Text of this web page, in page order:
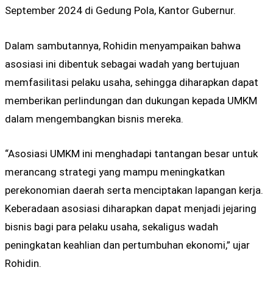
September 2024 di Gedung Pola, Kantor Gubernur.
Dalam sambutannya, Rohidin menyampaikan bahwa
asosiasi ini dibentuk sebagai wadah yang bertujuan
memfasilitasi pelaku usaha, sehingga diharapkan dapat
memberikan perlindungan dan dukungan kepada UMKM
dalam mengembangkan bisnis mereka.
“Asosiasi UMKM ini menghadapi tantangan besar untuk
merancang strategi yang mampu meningkatkan
perekonomian daerah serta menciptakan lapangan kerja.
Keberadaan asosiasi diharapkan dapat menjadi jejaring
bisnis bagi para pelaku usaha, sekaligus wadah
peningkatan keahlian dan pertumbuhan ekonomi,” ujar
Rohidin.